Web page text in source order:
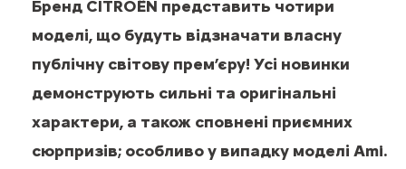
Бренд CITROЁN представить чотири
моделі, що будуть відзначати власну
публічну світову прем’єру! Усі новинки
демонструють сильні та оригінальні
характери, а також сповнені приємних
сюрпризів; особливо у випадку моделі Ami.